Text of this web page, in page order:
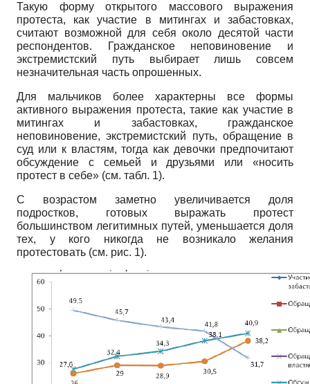
Такую форму открытого массового выражения
протеста, как участие в митингах и забастовках,
считают возможной для себя около десятой части
респондентов. Гражданское неповиновение и
экстремистский путь выбирает лишь совсем
незначительная часть опрошенных.
Для мальчиков более характерны все формы
активного выражения протеста, такие как участие в
митингах и забастовках, гражданское
неповиновение, экстремистский путь, обращение в
суд или к властям, тогда как девочки предпочитают
обсуждение с семьей и друзьями или «носить
протест в себе» (см. табл. 1).
С возрастом заметно увеличивается доля
подростков, готовых выражать протест
большинством легитимных путей, уменьшается доля
тех, у кого никогда не возникало желания
протестовать (см. рис. 1).